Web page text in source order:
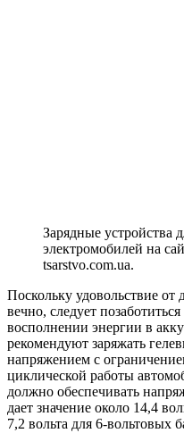
Зарядные устройства
электромобилей на
tsarstvo.com.ua.
Поскольку удовольствие от
вечно, следует
восполнении энергии в
рекомендуют заряжать
напряжением с
циклической работы
должно обеспечивать
дает значение около 14,4
7,2 вольта для 6-вольтовых